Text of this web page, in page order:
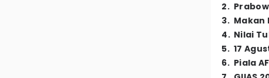
2.
3. Makan
4. Nilai
5. 17
6. Piala